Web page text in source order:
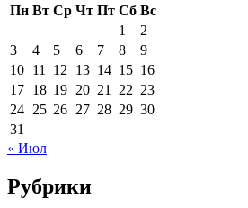
Пн Вт Ср Чт Пт Сб Вс
1
2
3
4 5 6 7 8
9
10 11 12 13 14 15 16
17 18 19 20 21 22 23
24 25 26 27 28 29 30
31
« Июл
Рубрики